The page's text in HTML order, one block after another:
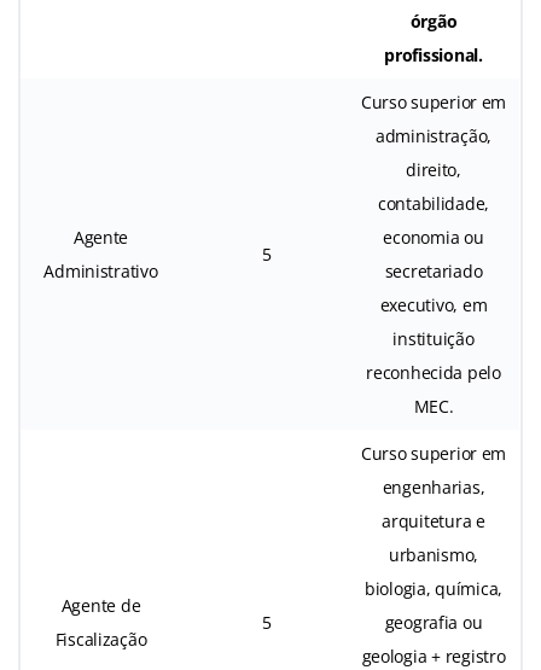
órgão
profissional.
Agente
Administrativo
5
Curso superior em
administração,
direito,
contabilidade,
economia ou
secretariado
executivo, em
instituição
reconhecida pelo
MEC.
Agente de
Fiscalização
5
Curso superior em
engenharias,
arquitetura e
urbanismo,
biologia, química,
geografia ou
geologia + registro